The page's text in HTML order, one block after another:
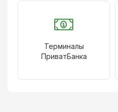
Терминалы
ПриватБанка